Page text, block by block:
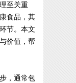
至关重
食品，其
节。本文
价值，帮
，通常包